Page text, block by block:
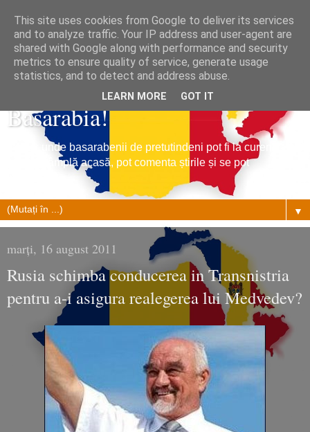
Tribuna Basarabiei, Stiri din
Basarabia!
Un loc unde basarabenii de pretutindeni pot fi la curent cu
ce se întâmplă acasă, pot comenta știrile și se pot
▼
marți, 16 august 2011
Rusia schimba conducerea in Transnistria
pentru a-i asigura realegerea lui Medvedev?
This site uses cookies from Google to deliver its services
and to analyze traffic. Your IP address and user-agent are
shared with Google along with performance and security
metrics to ensure quality of service, generate usage
statistics, and to detect and address abuse.
LEARN MORE GOT IT